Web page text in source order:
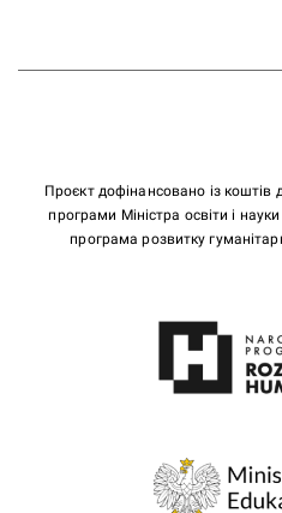
Проєкт дофінансовано із
програми Міністра освіти і
програма розвитку